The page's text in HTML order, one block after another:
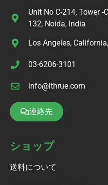
Unit No C-214, Tower -
132, Noida, India
Los Angeles,
03-6206-3101
info@ithrue.com
連絡先
ショップ
送料について